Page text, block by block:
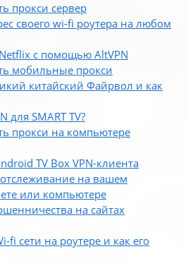
прокси сервер
своего wi-fi роутера на любом
с помощью AltVPN
мобильные прокси
китайский Файрвол и как
для SMART TV?
прокси на компьютере
TV Box VPN-клиента
на вашем
или компьютере
на сайтах
fi сети на роутере и как его